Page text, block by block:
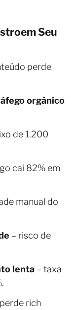
Seu
perde
orgânico
de 1.200
cai 82% em
manual do
– risco de
lenta – taxa
rich